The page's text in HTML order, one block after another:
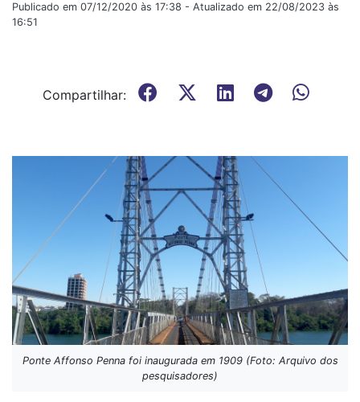
Publicado em 07/12/2020 às 17:38 - Atualizado em 22/08/2023 às
16:51
Compartilhar:
Ponte Affonso Penna foi inaugurada em 1909 (Foto: Arquivo dos
pesquisadores)